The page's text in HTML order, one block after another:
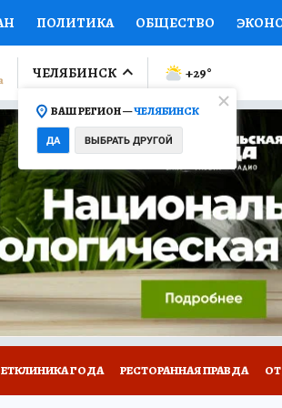
ПОЛИТИКА ОБЩЕСТВО
ПРОИСШЕСТВИЯ
ОТКРЫВАЕМ МИР Я ЗНАЮ
ПРОМОКОДЫ СЕРИАЛЫ
КОЛЛЕКЦИИ КОНКУРСЫ
ЧЕЛЯБИНСК
ВАШ РЕГИОН —ЧЕЛЯБИНСК
ДА ВЫБРАТЬ ДРУГОЙ
+29°
ГОДА РЕСТОРАННАЯ ПРАВДА